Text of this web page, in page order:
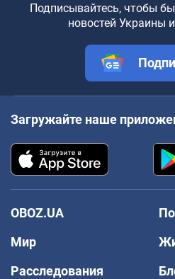
Подписывайтесь, чтобы
новостей Украины
Загружайте наше
OBOZ.UA
Мир
Расследования